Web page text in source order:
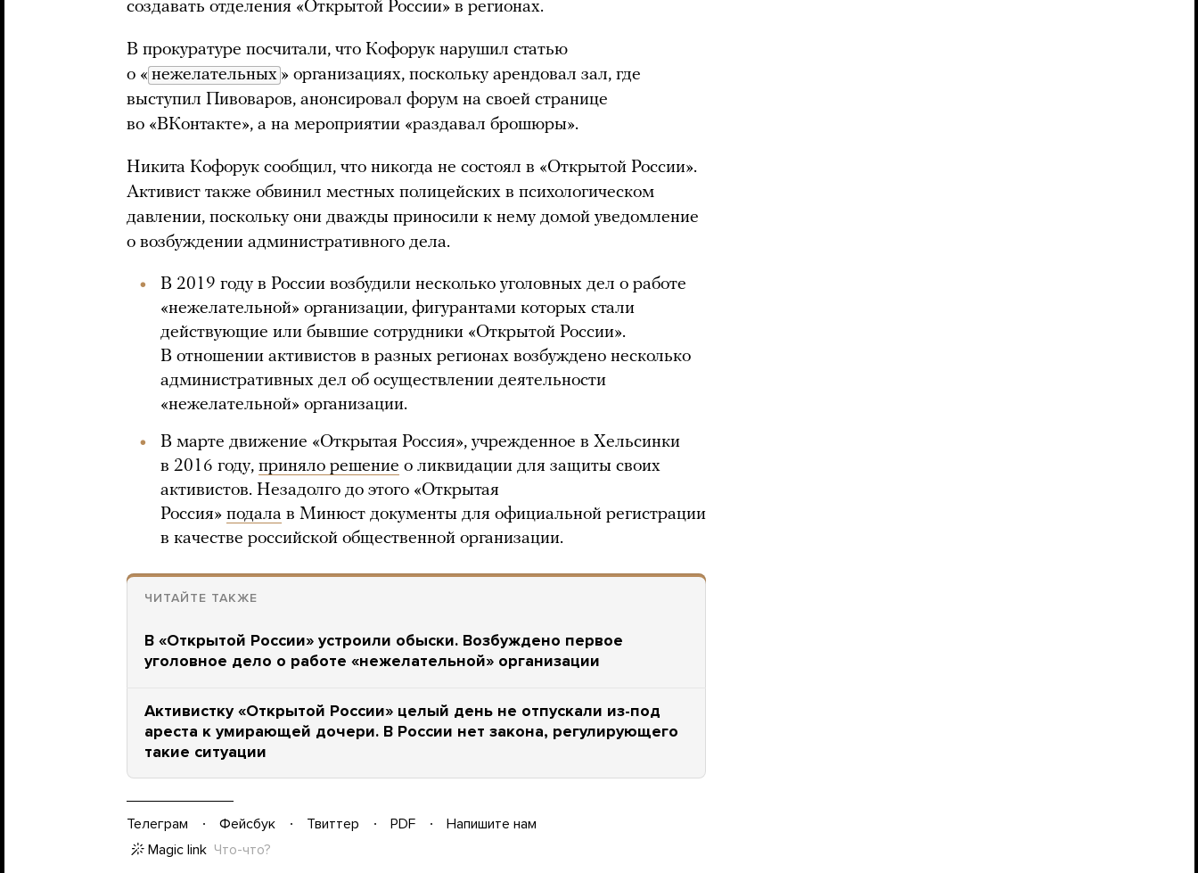
создавать отделения «Открытой России» в регионах.
В прокуратуре посчитали, что Кофорук нарушил статью
о « нежелательных » организациях, поскольку арендовал зал, где
выступил Пивоваров, анонсировал форум на своей странице
во «ВКонтакте», а на мероприятии «раздавал брошюры».
Никита Кофорук сообщил, что никогда не состоял в «Открытой России».
Активист также обвинил местных полицейских в психологическом
давлении, поскольку они дважды приносили к нему домой уведомление
о возбуждении административного дела.
В 2019 году в России возбудили несколько уголовных дел о работе
«нежелательной» организации, фигурантами которых стали
действующие или бывшие сотрудники «Открытой России».
В отношении активистов в разных регионах возбуждено несколько
административных дел об осуществлении деятельности
«нежелательной» организации.
В марте движение «Открытая Россия», учрежденное в Хельсинки
в 2016 году, приняло решение о ликвидации для защиты своих
активистов. Незадолго до этого «Открытая
Россия» подала в Минюст документы для официальной регистрации
в качестве российской общественной организации.
ЧИТАЙТЕ ТАКЖЕ
В «Открытой России» устроили обыски. Возбуждено первое
уголовное дело о работе «нежелательной» организации
Активистку «Открытой России» целый день не отпускали из-под
ареста к умирающей дочери. В России нет закона, регулирующего
такие ситуации
Телеграм Фейсбук Твиттер PDF
Напишите нам
Magic link Что-что?